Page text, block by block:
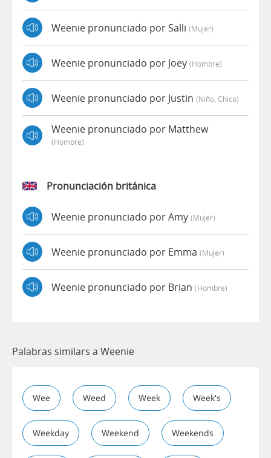
Weenie pronunciado por Salli (mujer)
Weenie pronunciado por Joey (hombre)
Weenie pronunciado por Justin (niño, Chico)
Weenie pronunciado por Matthew
(hombre)
Pronunciación británica
Weenie pronunciado por Amy (mujer)
Weenie pronunciado por Emma (mujer)
Weenie pronunciado por Brian (hombre)
Palabras similars a Weenie
Wee Weed Week Week's
Weekday Weekend Weekends